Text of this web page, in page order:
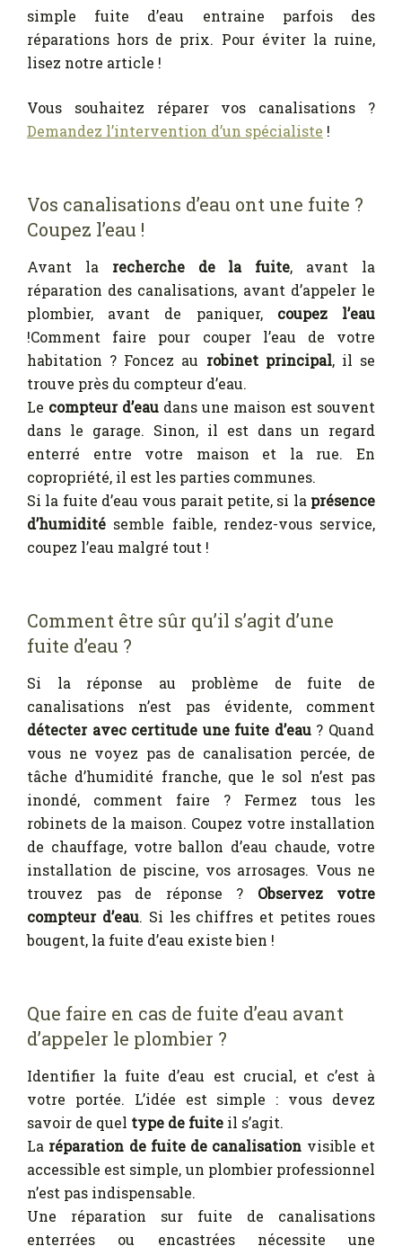
simple fuite d’eau entraine parfois des
réparations hors de prix. Pour éviter la ruine,
lisez notre article !
Vous souhaitez réparer vos canalisations ?
Demandez l’intervention d’un spécialiste !
Vos canalisations d’eau ont une fuite ?
Coupez l’eau !
Avant la recherche de la fuite, avant la
réparation des canalisations, avant d’appeler le
plombier, avant de paniquer, coupez l’eau
!Comment faire pour couper l’eau de votre
habitation ? Foncez au robinet principal, il se
trouve près du compteur d’eau.
Le compteur d’eau dans une maison est souvent
dans le garage. Sinon, il est dans un regard
enterré entre votre maison et la rue. En
copropriété, il est les parties communes.
Si la fuite d’eau vous parait petite, si la présence
d’humidité semble faible, rendez-vous service,
coupez l’eau malgré tout !
Comment être sûr qu’il s’agit d’une
fuite d’eau ?
Si la réponse au problème de fuite de
canalisations n’est pas évidente, comment
détecter avec certitude une fuite d’eau? Quand
vous ne voyez pas de canalisation percée, de
tâche d’humidité franche, que le sol n’est pas
inondé, comment faire ? Fermez tous les
robinets de la maison. Coupez votre installation
de chauffage, votre ballon d’eau chaude, votre
installation de piscine, vos arrosages. Vous ne
trouvez pas de réponse ? Observez votre
compteur d’eau. Si les chiffres et petites roues
bougent, la fuite d’eau existe bien !
Que faire en cas de fuite d’eau avant
d’appeler le plombier ?
Identifier la fuite d’eau est crucial, et c’est à
votre portée. L’idée est simple : vous devez
savoir de quel type de fuite il s’agit.
La réparation de fuite de canalisation visible et
accessible est simple, un plombier professionnel
n’est pas indispensable.
Une réparation sur fuite de canalisations
enterrées ou encastrées nécessite une